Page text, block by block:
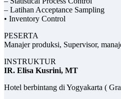
– Latihan Acceptance Sampling
• Inventory Control
PESERTA
Manajer produksi, Supervisor,
INSTRUKTUR
IR. Elisa Kusrini, MT
Hotel berbintang di Yogyakarta (